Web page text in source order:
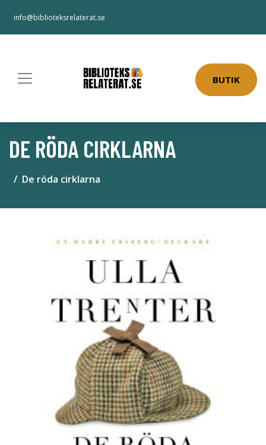
info@biblioteksrelaterat.se
BUTIK
DE RÖDA CIRKLARNA
De röda cirklarna